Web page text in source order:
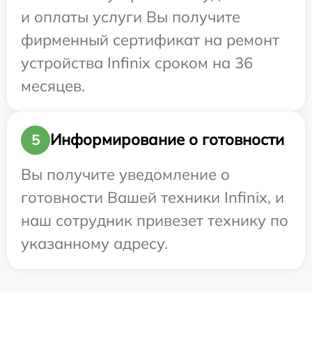
и оплаты услуги Вы получите
фирменный сертификат на ремонт
устройства Infinix сроком на 36
месяцев.
5
Информирование о готовности
Вы получите уведомление о
готовности Вашей техники Infinix, и
наш сотрудник привезет технику по
указанному адресу.